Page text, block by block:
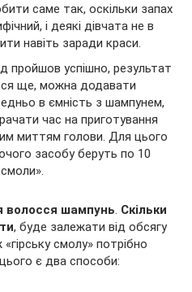
саме так, оскільки запах
і деякі дівчата не в
навіть заради краси.
пройшов успішно, результат
ще, можна додавати
в ємність з шампунем,
час на приготування
миттям голови. Для цього
засобу беруть по 10
волосся шампунь. Скільки
, буде залежати від обсягу
смолу» потрібно
є два способи: